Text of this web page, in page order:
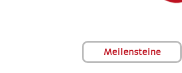
Meilensteine